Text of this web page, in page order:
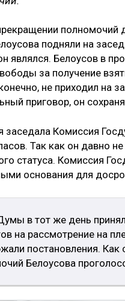
полномочий
подняли на
являлся. Белоусов в
за получение
не приходил на
приговор, он
заседала Комиссия
Так как он давно
статуса. Комиссия
основания для
в тот же день
на рассмотрение на
постановления.
Белоусова